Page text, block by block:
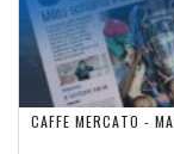
CAFFE MERCATO -